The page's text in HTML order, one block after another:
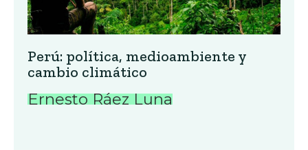
Perú: política, medioambiente y
cambio climático
Ernesto Ráez Luna